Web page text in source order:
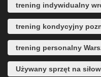
trening indywidualny
trening kondycyjny
trening personalny
Używany sprzęt na